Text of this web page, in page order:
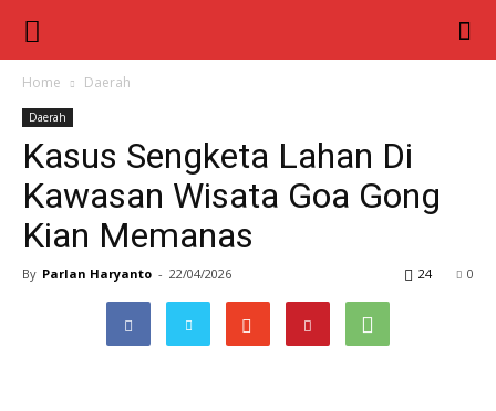
Berita
Inter
Nusa
Home Daerah
Daerah
Kasus Sengketa Lahan Di
Kawasan Wisata Goa Gong
Kian Memanas
By Parlan Haryanto - 22/04/2026 0
24